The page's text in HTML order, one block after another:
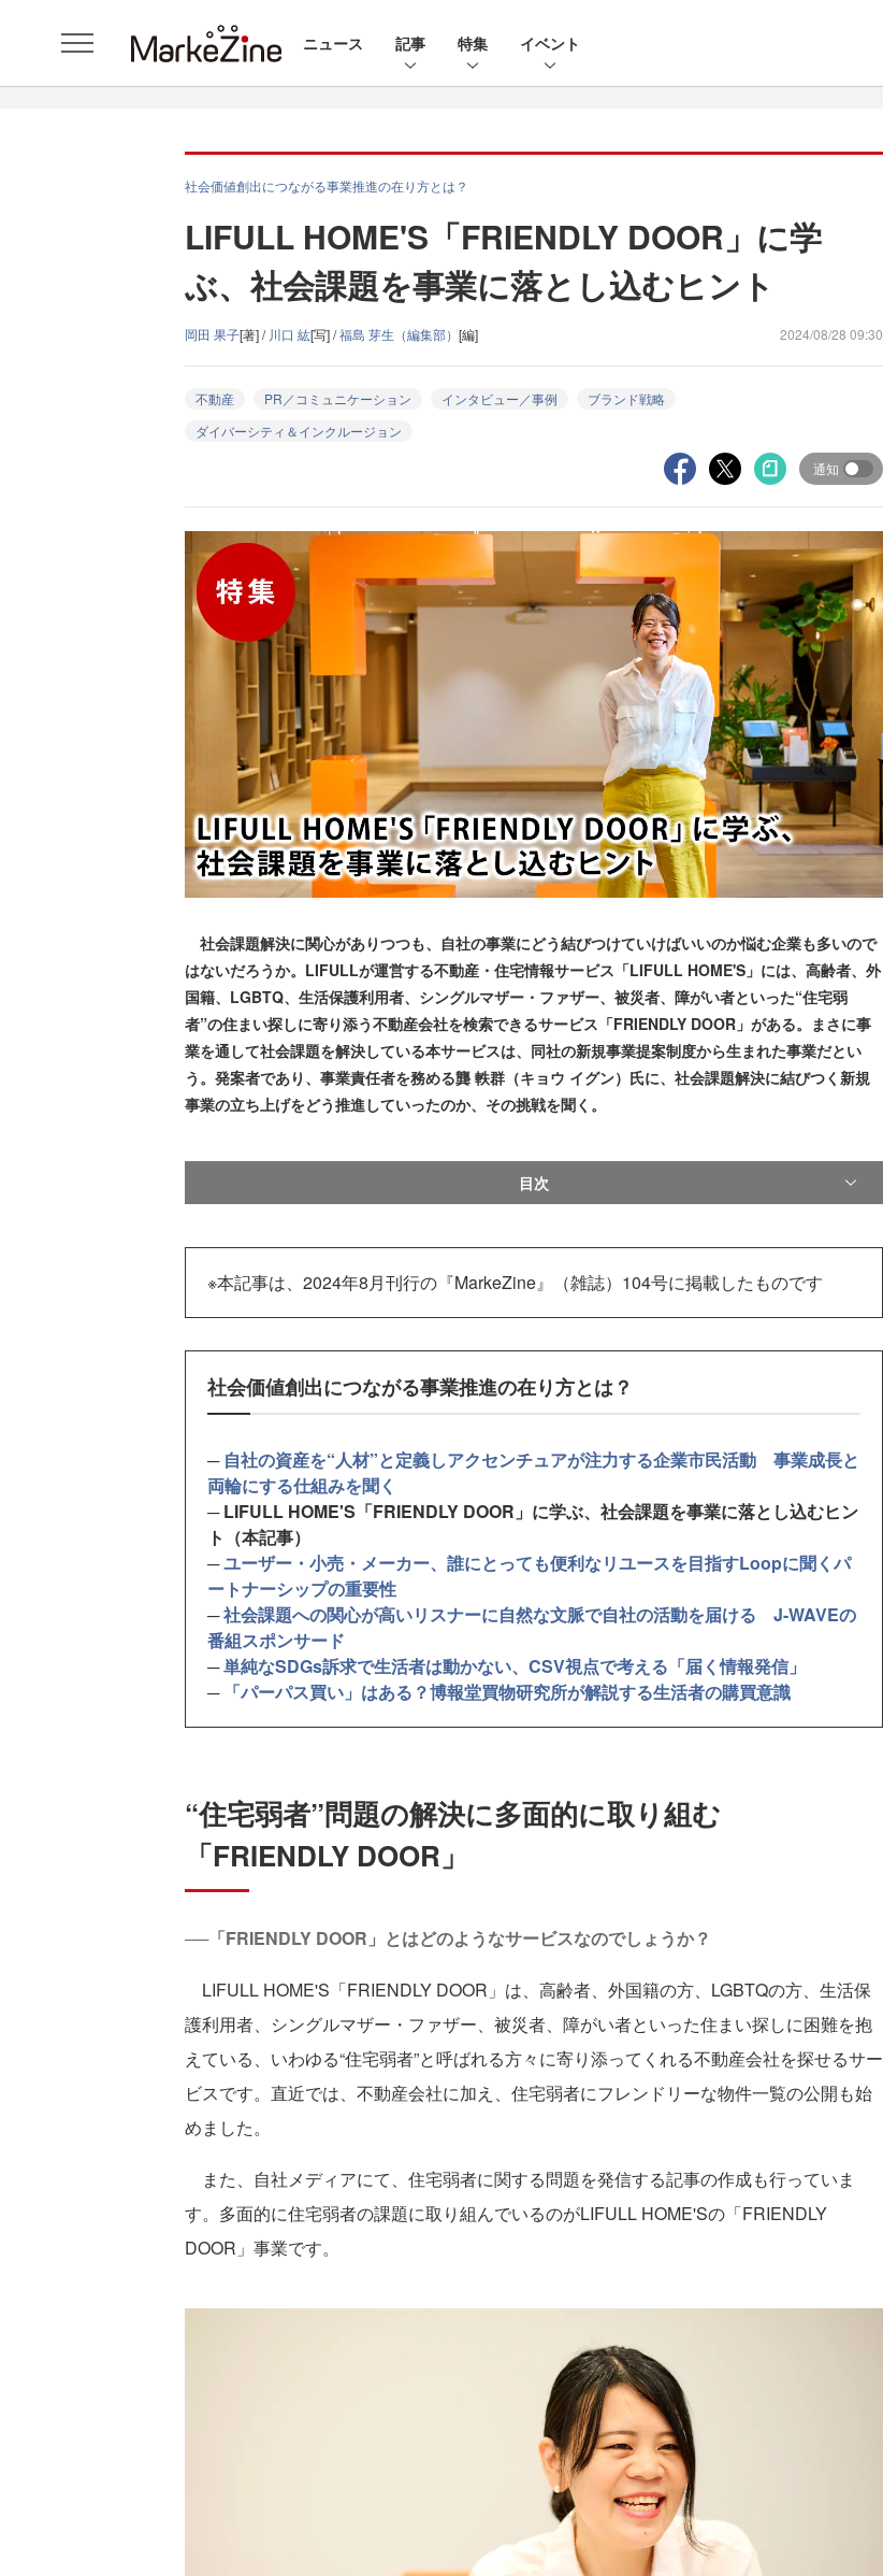
ニュース 記事 特集 イベント
社会価値創出につながる事業推進の在り方とは？
LIFULL HOME'S「FRIENDLY DOOR」に学
ぶ、社会課題を事業に落とし込むヒント
岡田 果子[著] / 川口 紘[写] /福島 芽生（編集部） [編] 2024/08/28 09:30
不動産 PR／コミュニケーション インタビュー／事例
ブランド戦略
ダイバーシティ＆インクルージョン
通知
社会課題解決に関心がありつつも、自社の事業にどう結びつけていけばいいのか悩む企業も多いので
はないだろうか。LIFULLが運営する不動産・住宅情報サービス「LIFULL HOME'S」には、高齢者、外
国籍、LGBTQ、生活保護利用者、シングルマザー・ファザー、被災者、障がい者といった“住宅弱
者”の住まい探しに寄り添う不動産会社を検索できるサービス「FRIENDLY DOOR」がある。まさに事
業を通して社会課題を解決している本サービスは、同社の新規事業提案制度から生まれた事業だとい
う。発案者であり、事業責任者を務める龔 軼群（キョウ イグン）氏に、社会課題解決に結びつく新規
事業の立ち上げをどう推進していったのか、その挑戦を聞く。
目次
※本記事は、2024年8月刊行の『MarkeZine』（雑誌）104号に掲載したものです
社会価値創出につながる事業推進の在り方とは？
─ 自社の資産を“人材”と定義しアクセンチュアが注力する企業市民活動 事業成長と
両輪にする仕組みを聞く
─ LIFULL HOME'S「FRIENDLY DOOR」に学ぶ、社会課題を事業に落とし込むヒン
ト（本記事）
─ユーザー・小売・メーカー、誰にとっても便利なリユースを目指すLoopに聞くパ
ートナーシップの重要性
─社会課題への関心が高いリスナーに自然な文脈で自社の活動を届ける J-WAVEの
番組スポンサード
─単純なSDGs訴求で生活者は動かない、CSV視点で考える「届く情報発信」
─ 「パーパス買い」はある？博報堂買物研究所が解説する生活者の購買意識
“住宅弱者”問題の解決に多面的に取り組む
「FRIENDLY DOOR」
──「FRIENDLY DOOR」とはどのようなサービスなのでしょうか？
LIFULL HOME'S「FRIENDLY DOOR」は、高齢者、外国籍の方、LGBTQの方、生活保
護利用者、シングルマザー・ファザー、被災者、障がい者といった住まい探しに困難を抱
えている、いわゆる“住宅弱者”と呼ばれる方々に寄り添ってくれる不動産会社を探せるサー
ビスです。直近では、不動産会社に加え、住宅弱者にフレンドリーな物件一覧の公開も始
めました。
また、自社メディアにて、住宅弱者に関する問題を発信する記事の作成も行っていま
す。多面的に住宅弱者の課題に取り組んでいるのがLIFULL HOME'Sの「FRIENDLY
DOOR」事業です。